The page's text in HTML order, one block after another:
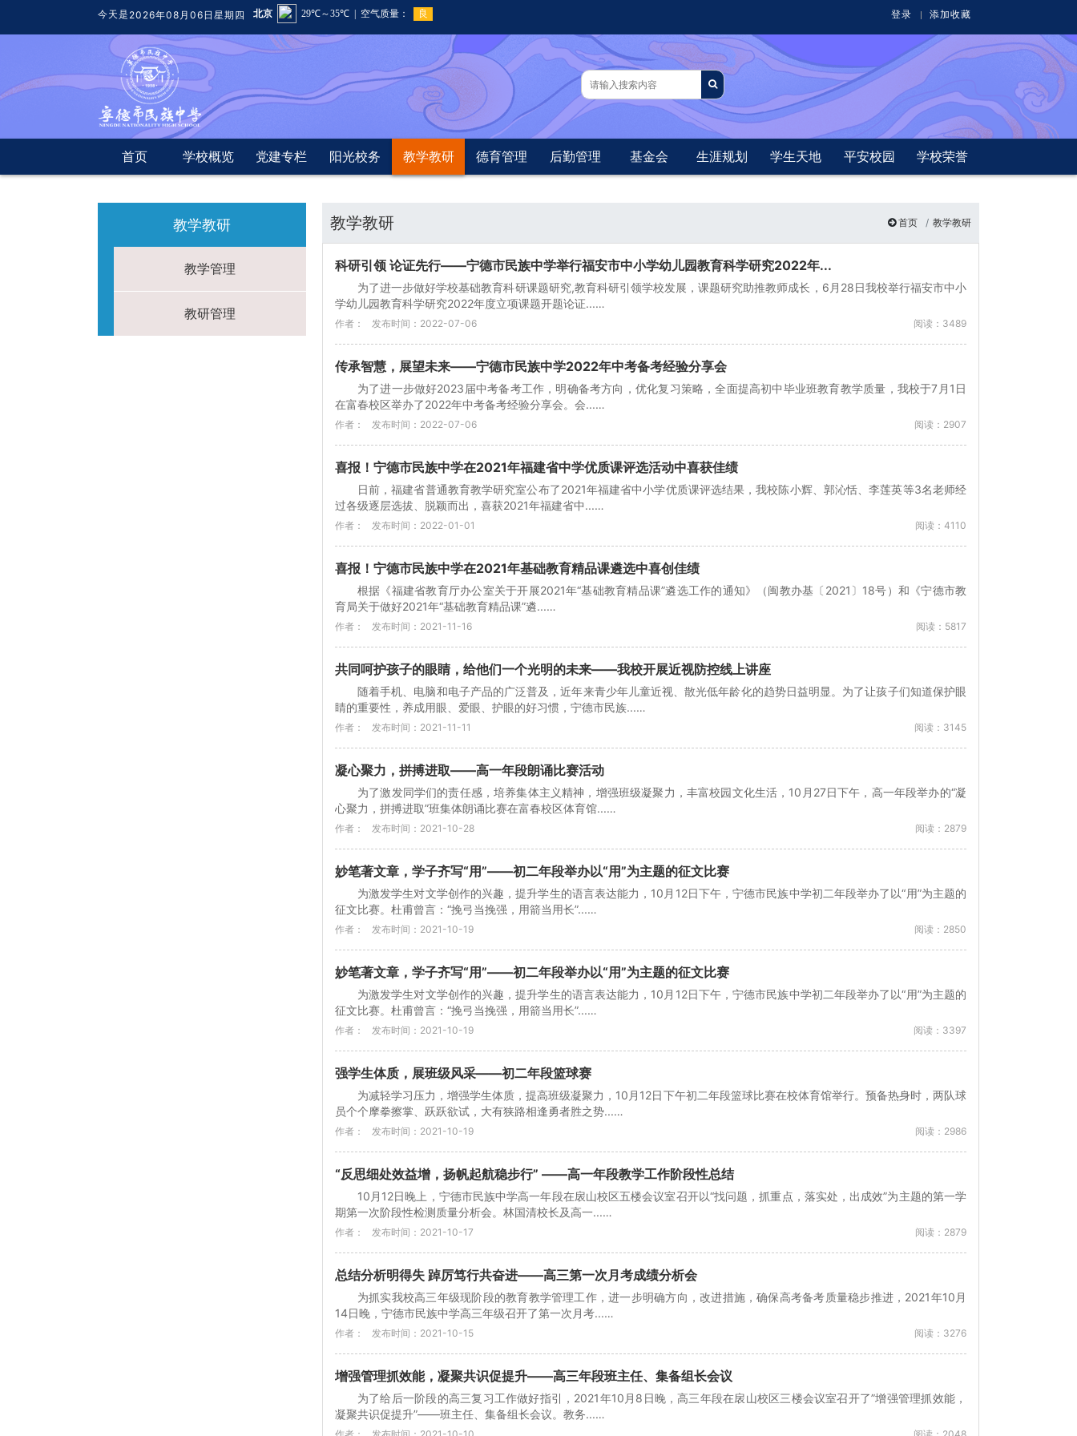
今天是 2026年08月06日星期四 登录 添加收藏
首页 学校概览 党建专栏 阳光校务 教学教研 德育管理 后勤管理 基金会 生涯规划 学生天地 平安校园 学校荣誉
教学教研
教学管理
教研管理
教学教研 首页 教学教研
科研引领 论证先行——宁德市民族中学举行福安市中小学幼儿园教育科学研究2022年...
为了进一步做好学校基础教育科研课题研究,教育科研引领学校发展，课题研究助推教师成长，6月28日我校举行福安市中小
学幼儿园教育科学研究2022年度立项课题开题论证...…
作者： 发布时间：2022-07-06 阅读：3489
传承智慧，展望未来——宁德市民族中学2022年中考备考经验分享会
为了进一步做好2023届中考备考工作，明确备考方向，优化复习策略，全面提高初中毕业班教育教学质量，我校于7月1日
在富春校区举办了2022年中考备考经验分享会。会...…
作者： 发布时间：2022-07-06 阅读：2907
喜报！宁德市民族中学在2021年福建省中学优质课评选活动中喜获佳绩
日前，福建省普通教育教学研究室公布了2021年福建省中小学优质课评选结果，我校陈小辉、郭沁恬、李莲英等3名老师经
过各级逐层选拔、脱颖而出，喜获2021年福建省中...…
作者： 发布时间：2022-01-01 阅读：4110
喜报！宁德市民族中学在2021年基础教育精品课遴选中喜创佳绩
根据《福建省教育厅办公室关于开展2021年“基础教育精品课”遴选工作的通知》（闽教办基〔2021〕18号）和《宁德市教
育局关于做好2021年“基础教育精品课”遴...…
作者： 发布时间：2021-11-16 阅读：5817
共同呵护孩子的眼睛，给他们一个光明的未来——我校开展近视防控线上讲座
随着手机、电脑和电子产品的广泛普及，近年来青少年儿童近视、散光低年龄化的趋势日益明显。为了让孩子们知道保护眼
睛的重要性，养成用眼、爱眼、护眼的好习惯，宁德市民族...…
作者： 发布时间：2021-11-11 阅读：3145
凝心聚力，拼搏进取——高一年段朗诵比赛活动
为了激发同学们的责任感，培养集体主义精神，增强班级凝聚力，丰富校园文化生活，10月27日下午，高一年段举办的“凝
心聚力，拼搏进取”班集体朗诵比赛在富春校区体育馆...…
作者： 发布时间：2021-10-28 阅读：2879
妙笔著文章，学子齐写“用”——初二年段举办以“用”为主题的征文比赛
为激发学生对文学创作的兴趣，提升学生的语言表达能力，10月12日下午，宁德市民族中学初二年段举办了以“用”为主题的
征文比赛。杜甫曾言：“挽弓当挽强，用箭当用长”...…
作者： 发布时间：2021-10-19 阅读：2850
妙笔著文章，学子齐写“用”——初二年段举办以“用”为主题的征文比赛
为激发学生对文学创作的兴趣，提升学生的语言表达能力，10月12日下午，宁德市民族中学初二年段举办了以“用”为主题的
征文比赛。杜甫曾言：“挽弓当挽强，用箭当用长”...…
作者： 发布时间：2021-10-19 阅读：3397
强学生体质，展班级风采——初二年段篮球赛
为减轻学习压力，增强学生体质，提高班级凝聚力，10月12日下午初二年段篮球比赛在校体育馆举行。预备热身时，两队球
员个个摩拳擦掌、跃跃欲试，大有狭路相逢勇者胜之势...…
作者： 发布时间：2021-10-19 阅读：2986
“反思细处效益增，扬帆起航稳步行” ——高一年段教学工作阶段性总结
10月12日晚上，宁德市民族中学高一年段在扆山校区五楼会议室召开以“找问题，抓重点，落实处，出成效”为主题的第一学
期第一次阶段性检测质量分析会。林国清校长及高一...…
作者： 发布时间：2021-10-17 阅读：2879
总结分析明得失 踔厉笃行共奋进——高三第一次月考成绩分析会
为抓实我校高三年级现阶段的教育教学管理工作，进一步明确方向，改进措施，确保高考备考质量稳步推进，2021年10月
14日晚，宁德市民族中学高三年级召开了第一次月考...…
作者： 发布时间：2021-10-15 阅读：3276
增强管理抓效能，凝聚共识促提升——高三年段班主任、集备组长会议
为了给后一阶段的高三复习工作做好指引，2021年10月8日晚，高三年段在扆山校区三楼会议室召开了”增强管理抓效能，
凝聚共识促提升”——班主任、集备组长会议。教务...…